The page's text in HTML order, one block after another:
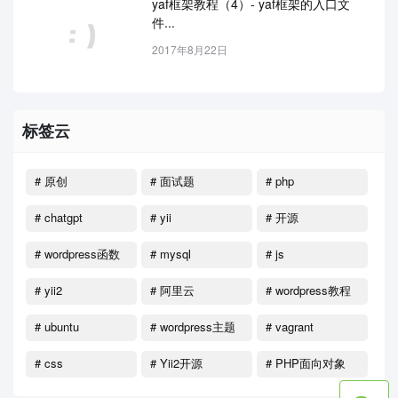
yaf框架教程（4）- yaf框架的入口文
件...
2017年8月22日
标签云
# 原创 # 面试题 # php
# chatgpt # yii # 开源
# wordpress函数 # mysql # js
# yii2 # 阿里云 # wordpress教程
# ubuntu # wordpress主题 # vagrant
# css # Yii2开源 # PHP面向对象